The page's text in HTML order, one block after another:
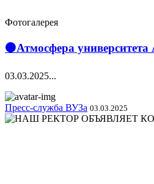
Фотогалерея
🟤Атмосфера
03.03.2025...
Пресс-служба ВУЗа 03.03.2025